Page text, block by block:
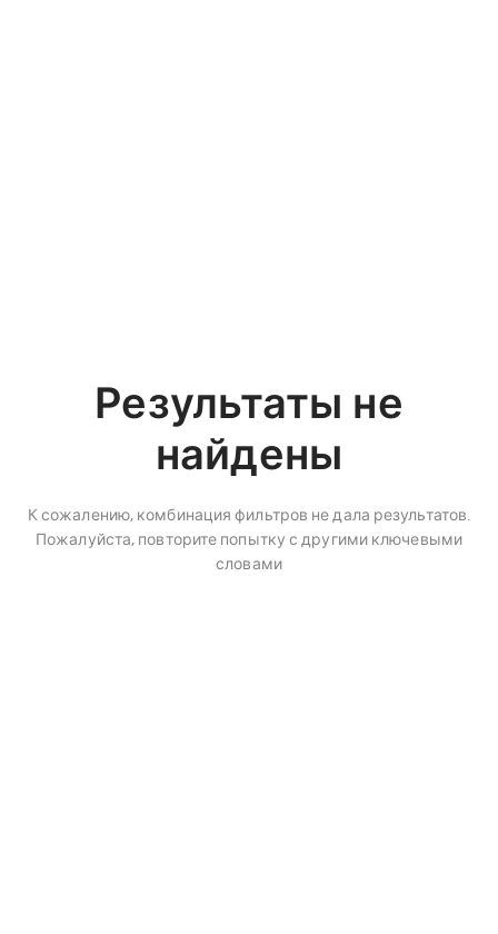
Результаты не
найдены
К сожалению, комбинация фильтров не дала результатов.
Пожалуйста, повторите попытку с другими ключевыми
словами